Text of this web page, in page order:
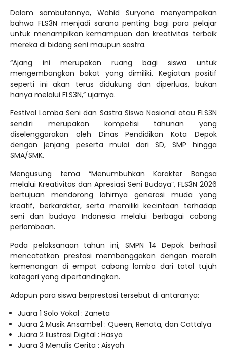
Dalam sambutannya, Wahid Suryono menyampaikan
bahwa FLS3N menjadi sarana penting bagi para pelajar
untuk menampilkan kemampuan dan kreativitas terbaik
mereka di bidang seni maupun sastra.
“Ajang ini merupakan ruang bagi siswa untuk
mengembangkan bakat yang dimiliki. Kegiatan positif
seperti ini akan terus didukung dan diperluas, bukan
hanya melalui FLS3N,” ujarnya.
Festival Lomba Seni dan Sastra Siswa Nasional atau FLS3N
sendiri merupakan kompetisi tahunan yang
diselenggarakan oleh Dinas Pendidikan Kota Depok
dengan jenjang peserta mulai dari SD, SMP hingga
SMA/SMK.
Mengusung tema “Menumbuhkan Karakter Bangsa
melalui Kreativitas dan Apresiasi Seni Budaya”, FLS3N 2026
bertujuan mendorong lahirnya generasi muda yang
kreatif, berkarakter, serta memiliki kecintaan terhadap
seni dan budaya Indonesia melalui berbagai cabang
perlombaan.
Pada pelaksanaan tahun ini, SMPN 14 Depok berhasil
mencatatkan prestasi membanggakan dengan meraih
kemenangan di empat cabang lomba dari total tujuh
kategori yang dipertandingkan.
Adapun para siswa berprestasi tersebut di antaranya:
Juara 1 Solo Vokal : Zaneta
Juara 2 Musik Ansambel : Queen, Renata, dan Cattalya
Juara 2 Ilustrasi Digital : Hasya
Juara 3 Menulis Cerita : Aisyah